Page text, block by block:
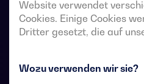
Website verwendet
Cookies. Einige Cookies
Dritter gesetzt, die auf
Wozu verwenden wir sie?
Stromversorgungssysteme
kurze Unterbrechung der
während der Umschaltung